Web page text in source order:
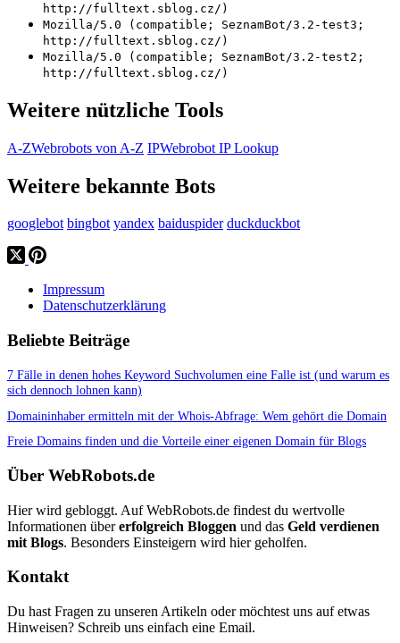
http://fulltext.sblog.cz/)
Mozilla/5.0 (compatible; SeznamBot/3.2-test3;
http://fulltext.sblog.cz/)
Mozilla/5.0 (compatible; SeznamBot/3.2-test2;
http://fulltext.sblog.cz/)
Weitere nützliche Tools
A-ZWebrobots von A-Z IPWebrobot IP Lookup
Weitere bekannte Bots
googlebot bingbot yandex baiduspider duckduckbot
Impressum
Datenschutzerklärung
Beliebte Beiträge
7 Fälle in denen hohes Keyword Suchvolumen eine Falle ist (und warum es
sich dennoch lohnen kann)
Domaininhaber ermitteln mit der Whois-Abfrage: Wem gehört die Domain
Freie Domains finden und die Vorteile einer eigenen Domain für Blogs
Über WebRobots.de
Hier wird gebloggt. Auf WebRobots.de findest du wertvolle
Informationen übererfolgreich Bloggen und das Geld verdienen
mit Blogs. Besonders Einsteigern wird hier geholfen.
Kontakt
Du hast Fragen zu unseren Artikeln oder möchtest uns auf etwas
Hinweisen? Schreib uns einfach eine Email.